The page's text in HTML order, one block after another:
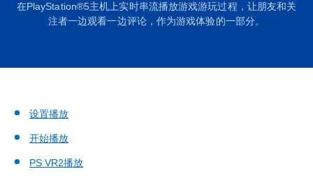
在PlayStation®5主机上实时串流播放游戏游玩过程，让朋友和关
注者一边观看一边评论，作为游戏体验的一部分。
设置播放
开始播放
PS VR2播放